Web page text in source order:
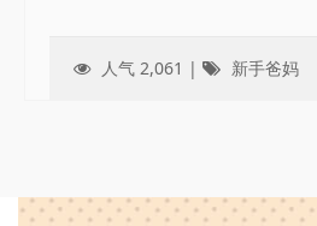
人气 2,061 | 新手爸妈